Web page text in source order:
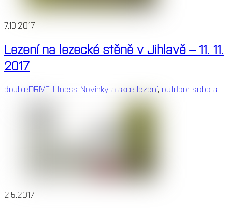
7.10.2017
Lezení na lezecké stěně v Jihlavě – 11. 11.
2017
doubleDRIVE fitness Novinky a akce lezení, outdoor sobota
2.5.2017